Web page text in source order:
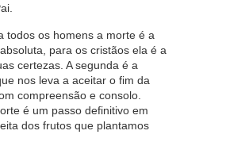
todos os homens a morte é a
para os cristãos ela é a
certezas. A segunda é a
nos leva a aceitar o fim da
compreensão e consolo.
é um passo definitivo em
dos frutos que plantamos